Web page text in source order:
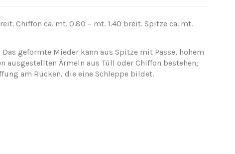
Chiffon ca. mt. 0.80 – mt. 1.40 breit. Spitze ca. mt.
geformte Mieder kann aus Spitze mit Passe, hohem
ausgestellten Ärmeln aus Tüll oder Chiffon bestehen;
am Rücken, die eine Schleppe bildet.